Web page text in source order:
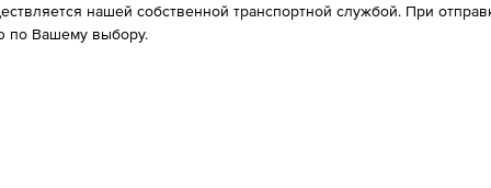
нашей собственной транспортной службой. При
по Вашему выбору.